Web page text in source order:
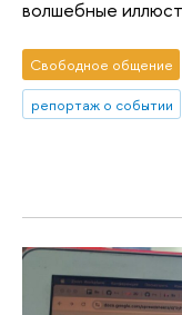
волшебные
Свободное общение
репортаж о событии